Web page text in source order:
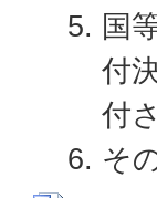
国
付
付
そ